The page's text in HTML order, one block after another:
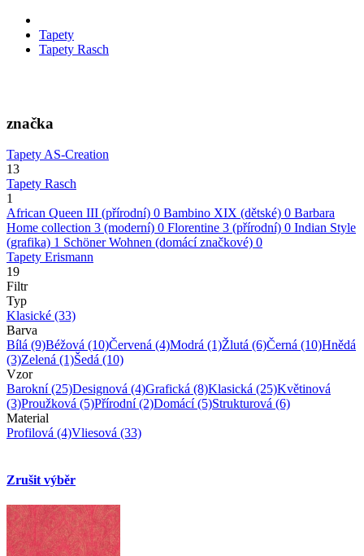
Tapety
Tapety Rasch
značka
Tapety AS-Creation
13
Tapety Rasch
1
African Queen III (přírodní) 0 Bambino XIX (dětské) 0 Barbara
Home collection 3 (moderní) 0 Florentine 3 (přírodní) 0 Indian Style
(grafika) 1 Schöner Wohnen (domácí značkové) 0
Tapety Erismann
19
Filtr
Typ
Klasické (33)
Barva
Bílá (9)Béžová (10)Červená (4)Modrá (1)Žlutá (6)Černá (10)Hnědá
(3)Zelená (1)Šedá (10)
Vzor
Barokní(25)Designová (4)Grafická (8)Klasická (25)Květinová
(3)Proužková (5)Přírodní(2)Domácí(5)Strukturová (6)
Material
Profilová (4)Vliesová (33)
Zrušit výběr